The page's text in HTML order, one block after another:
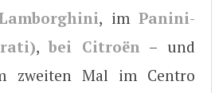
, im Panini-
,bei Citroën – und
zweiten Mal im Centro